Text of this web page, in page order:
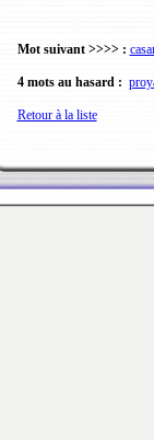
Mot suivant >>>> :
4 mots au hasard :
Retour à la liste